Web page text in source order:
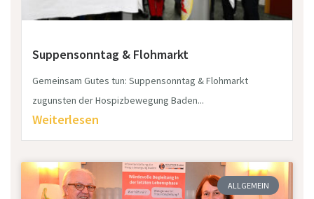
Suppensonntag & Flohmarkt
Gemeinsam Gutes tun: Suppensonntag & Flohmarkt
zugunsten der Hospizbewegung Baden...
Weiterlesen
ALLGEMEIN